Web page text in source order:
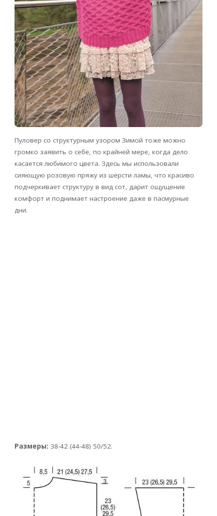
Пуловер со структурным узором Зимой тоже можно
громко заявить о себе, по крайней мере, когда дело
касается любимого цвета. Здесь мы использовали
сияющую розовую пряжу из шерсти ламы, что красиво
подчеркивает структуру в вид сот, дарит ощущение
комфорт и поднимает настроение даже в пасмурные
дни.
Размеры: 38-42 (44-48) 50/52.